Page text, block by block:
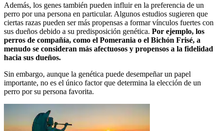
Además, los genes también pueden influir en la preferencia de un
perro por una persona en particular. Algunos estudios sugieren que
ciertas razas pueden ser más propensas a formar vínculos fuertes con
sus dueños debido a su predisposición genética. Por ejemplo, los
perros de compañía, como el Pomerania o el Bichón Frisé, a
menudo se consideran más afectuosos y propensos a la fidelidad
hacia sus dueños.
Sin embargo, aunque la genética puede desempeñar un papel
importante, no es el único factor que determina la elección de un
perro por su persona favorita.